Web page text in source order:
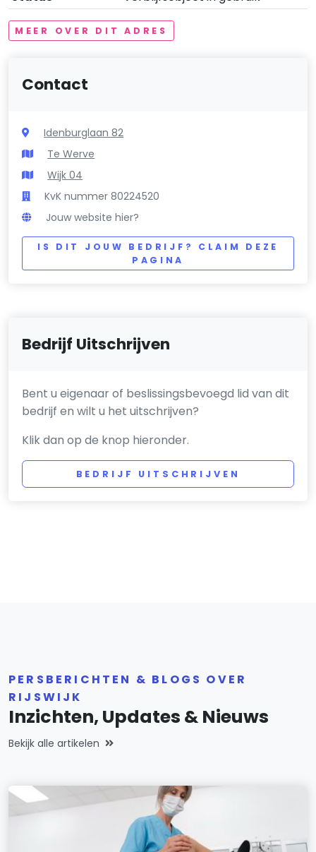
MEER OVER DIT ADRES
Contact
Idenburglaan 82
Te Werve
Wijk 04
KvK nummer 80224520
Jouw website hier?
IS DIT JOUW BEDRIJF? CLAIM DEZE
PAGINA
Bedrijf Uitschrijven
Bent u eigenaar of beslissingsbevoegd lid van dit
bedrijf en wilt u het uitschrijven?
Klik dan op de knop hieronder.
BEDRIJF UITSCHRIJVEN
PERSBERICHTEN & BLOGS OVER
RIJSWIJK
Inzichten, Updates & Nieuws
Bekijk alle artikelen